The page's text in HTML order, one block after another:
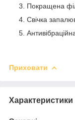
Покращена
Свічка
Приховати
Характеристики